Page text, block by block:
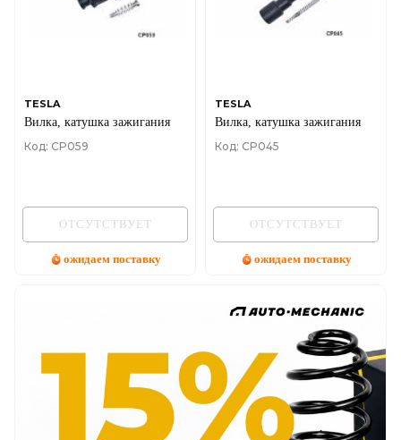
TESLA
Вилка, катушка зажигания
Код: CP059
ОТСУТСТВУЕТ
ожидаем поставку
TESLA
Вилка, катушка зажигания
Код: CP045
ОТСУТСТВУЕТ
ожидаем поставку